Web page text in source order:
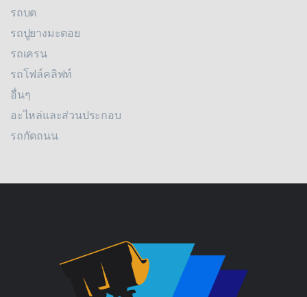
รถบด
รถปูยางมะตอย
รถเครน
รถโฟล์คลิฟท์
อื่นๆ
อะไหล่และส่วนประกอบ
รถกัดถนน